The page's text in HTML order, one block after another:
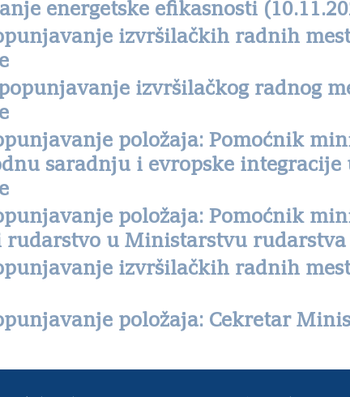
energetske efikasnosti
izvršilačkih radnih
izvršilačkog radnog
položaja: Pomoćnik
saradnju i evropske
položaja: Pomoćnik
rudarstvo u Ministarstvu
izvršilačkih radnih
položaja: Cekretar